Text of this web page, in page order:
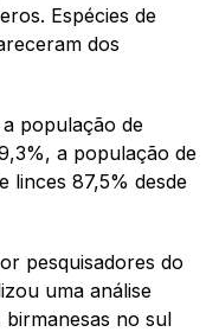
Espécies de
dos
população de
a população de
linces 87,5% desde
pesquisadores do
uma análise
no sul